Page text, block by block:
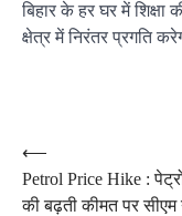
बिहार के हर घर में शिक्षा
क्षेत्र में निरंतर प्रगति
Post
navigation
⟵
Petrol Price Hike :
की बढ़ती कीमत पर सीएम